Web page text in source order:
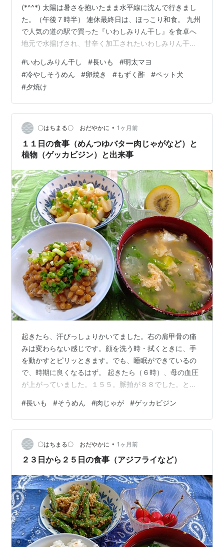
(*^^*) 太陽は暑さを抱いたまま水平線に沈んで行きまし
た。（午後７時半） 連休最終日は、ほっこり和食。 九州
で人気の道の駅で買った『いわしみりん干し』を食卓へ
地元で水揚げされ、甘辛く加工されたいわしみりん干し
ーで買いました。 皮をむいて短冊切りに。全体に片栗粉
をしっかりまぶします。 中温に熱した油で表面がカラッ
とするまで揚げ焼きに。 明太子＋マヨネーズ（各同量）
であえたら、 ほくほく長いもと明太マヨがベストマッ
チ！ 🍴７月20日の献立 ・いわしみりん干し ・長いもか
ら揚げ明太マヨ ・冷…
#いわしみりん干し #長いも #明太マヨ
#冷やしそうめん #卵焼き #もずく酢 #ペット犬
#夕焼け
〇はちまる〇 おだやかに • 1ヶ月前
１１日の食事（めんつゆバター肉じゃがなど）と
植物（ゲッカビジン）と出来事
起きたら、汗びっしょりかいてました。右の肩甲骨の痛
みは変わらない感じです。顔を洗う時・拭くときに、手
を動かすとピリッときます。でも、睡眠ができているの
で、時期に良くなるはず。 起きたら（６時）、母の血圧
が上がっていました。１５５。脈拍が８８でした。とに
した。 朝食は、 ごはん（納豆）・レタスと卵のスープ・
長いものゆずみそ炒め・キウイです。 母の血圧も、１２
０台。脈拍も６０台に落ち着きました。遅れて母も食事
ができました。一安心。デイサービスにも出かけると言
ってました。 台所の片づけをして、仏壇と神棚のお供え
#長いも #そうめん #肉じゃが #ゲッカビジン
〇はちまる〇 おだやかに • 1ヶ月前
２３日から２５日の食事（アジフライなど）